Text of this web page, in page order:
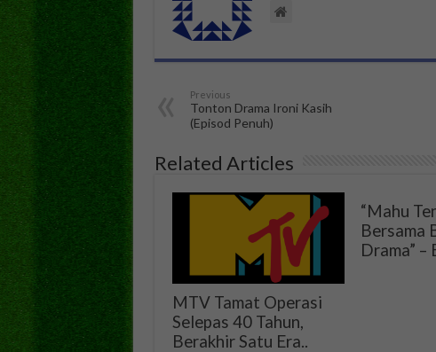
Previous
Tonton Drama Ironi Kasih
(Episod Penuh)
Related Articles
MTV Tamat Operasi
Selepas 40 Tahun,
Berakhir Satu Era..
“Mahu
Bersama
Drama” –